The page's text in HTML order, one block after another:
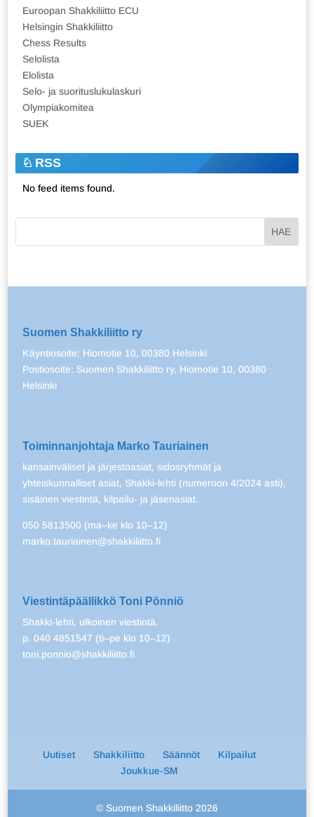
Euroopan Shakkiliitto ECU
Helsingin Shakkiliitto
Chess Results
Selolista
Elolista
Selo- ja suorituslukulaskuri
Olympiakomitea
SUEK
RSS
No feed items found.
Suomen Shakkiliitto ry
Käyntiosoite: Hiomotie 10, 00380 Helsinki
Postiosoite: Suomen Shakkiliitto ry, Hiomotie 10, 00380
Helsinki
Toiminnanjohtaja Marko Tauriainen
kansainväliset ja järjestöasiat, sidosryhmät ja
yhteiskunnalliset asiat, Shakki-lehti (numeroon 4/2024 asti),
sisäinen viestintä, kilpailu- ja jäsenasiat.
050 5813500 (ma–ke klo 10–12)
marko.tauriainen@shakkiliitto.fi
Viestintäpäällikkö Toni Pönniö
Shakki-lehti, ulkoinen viestintä.
p. 040 4851547 (ti–pe klo 10–12)
toni.ponnio@shakkiliitto.fi
Uutiset Shakkiliitto Säännöt
Kilpailut
Joukkue-SM
© Suomen Shakkiliitto 2026